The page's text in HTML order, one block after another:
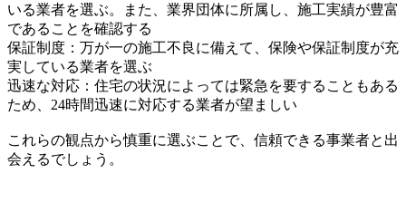
いる業者を選ぶ。また、業界団体に所属し、施工実績が豊富
であることを確認する
保証制度：万が一の施工不良に備えて、保険や保証制度が充
実している業者を選ぶ
迅速な対応：住宅の状況によっては緊急を要することもある
ため、24時間迅速に対応する業者が望ましい
これらの観点から慎重に選ぶことで、信頼できる事業者と出
会えるでしょう。